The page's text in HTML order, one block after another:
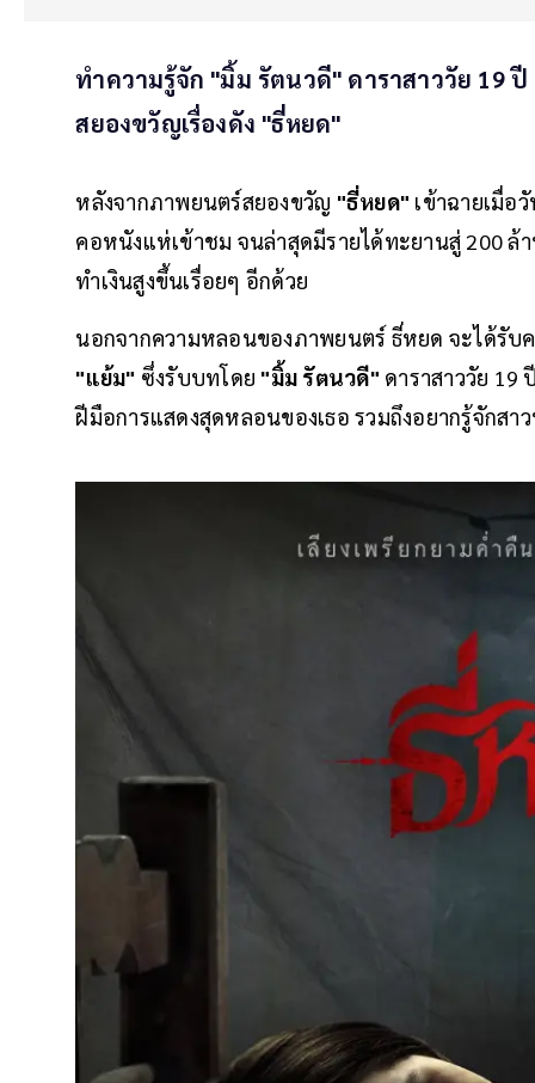
ทำความรู้จัก "มิ้ม รัตนวดี" ดาราสาววัย 19
สยองขวัญเรื่องดัง "ธี่หยด"
หลังจากภาพยนตร์สยองขวัญ "ธี่หยด" เข้าฉายเมื่อ
คอหนังแห่เข้าชม จนล่าสุดมีรายได้ทะยานสู่ 200 ล้
ทำเงินสูงขึ้นเรื่อยๆ อีกด้วย
นอกจากความหลอนของภาพยนตร์ ธี่หยด จะได้รับ
"แย้ม" ซึ่งรับบทโดย "มิ้ม รัตนวดี" ดาราสาววัย 19
ฝีมือการแสดงสุดหลอนของเธอ รวมถึงอยากรู้จักส